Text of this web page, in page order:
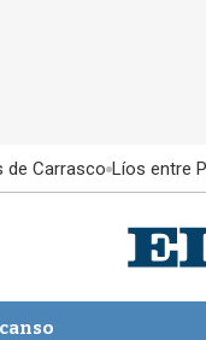
de Carrasco Líos entre